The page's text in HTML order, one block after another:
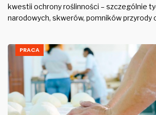
kwestii ochrony roślinności – szczególnie
narodowych, skwerów, pomników przyrody
PRACA